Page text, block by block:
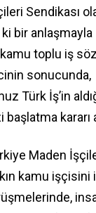
Sendikası
bir anlaşmayla
toplu iş
sonucunda,
Türk İş’in
kararı
Maden
kamu